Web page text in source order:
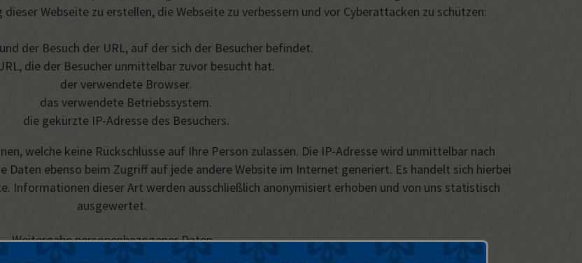
Webseite zu erstellen, die Webseite zu verbessern und vor Cyberattacken zu schützen:
der Besuch der URL, auf der sich der Besucher befindet.
die der Besucher unmittelbar zuvor besucht hat.
der verwendete Browser.
das verwendete Betriebssystem.
die gekürzte IP-Adresse des Besuchers.
welche keine Rückschlüsse auf Ihre Person zulassen. Die IP-Adresse wird unmittelbar nach
ebenso beim Zugriff auf jede andere Website im Internet generiert. Es handelt sich hierbei
Informationen dieser Art werden ausschließlich anonymisiert erhoben und von uns statistisch
ausgewertet.
Weitergabe personenbezogener Daten